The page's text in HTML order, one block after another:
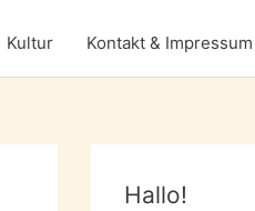
Kultur Kontakt & Impressum
Hallo!